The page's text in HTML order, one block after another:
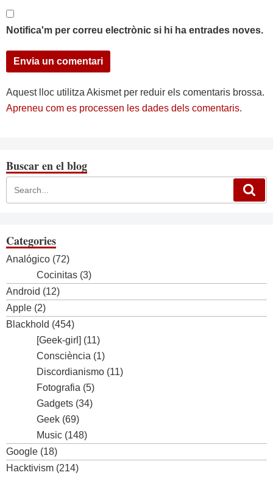
Notifica'm per correu electrònic si hi ha entrades noves.
Aquest lloc utilitza Akismet per reduir els comentaris brossa.
Apreneu com es processen les dades dels comentaris.
Buscar en el blog
Categories
Analógico (72)
Cocinitas (3)
Android (12)
Apple (2)
Blackhold (454)
[Geek-girl] (11)
Consciència (1)
Discordianismo (11)
Fotografia (5)
Gadgets (34)
Geek (69)
Music (148)
Google (18)
Hacktivism (214)